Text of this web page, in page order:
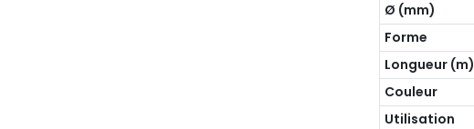
Ø (mm)
Forme
Longueur (m)
Couleur
Utilisation